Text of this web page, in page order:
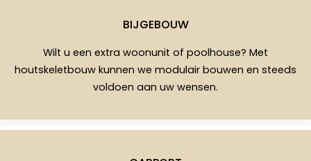
BIJGEBOUW
Wilt u een extra woonunit of poolhouse? Met
houtskeletbouw kunnen we modulair bouwen en steeds
voldoen aan uw wensen.